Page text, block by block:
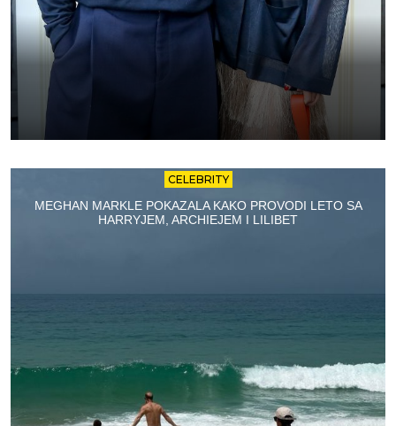
CELEBRITY
MEGHAN MARKLE POKAZALA KAKO PROVODI LETO SA
HARRYJEM, ARCHIEJEM I LILIBET